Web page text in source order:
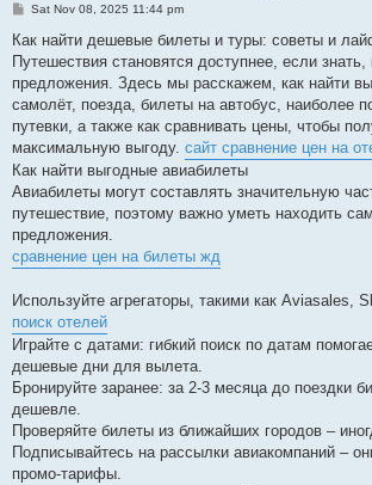
P
s
Sat Nov 08, 2025 11:44 pm
Как найти дешевые билеты и туры: советы и
Путешествия становятся доступнее, если
предложения. Здесь мы расскажем, как найти
самолёт, поезда, билеты на автобус, наиболее
путевки, а также как сравнивать цены, чтобы
максимальную выгоду. сайт сравнение цен на
Как найти выгодные авиабилеты
Авиабилеты могут составлять значительную
путешествие, поэтому важно уметь находить
предложения.
сравнение цен на билеты жд
Используйте агрегаторы, такими как Aviasales,
поиск отелей
Играйте с датами: гибкий поиск по датам
дешевые дни для вылета.
Бронируйте заранее: за 2-3 месяца до поездки
дешевле.
Проверяйте билеты из ближайших городов –
Подписывайтесь на рассылки авиакомпаний –
промо-тарифы.